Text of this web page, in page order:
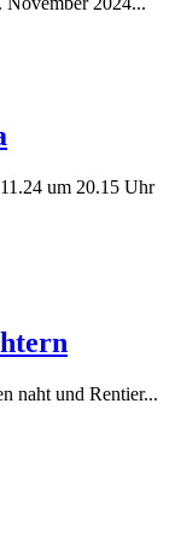
um 20.15 Uhr
naht und Rentier...